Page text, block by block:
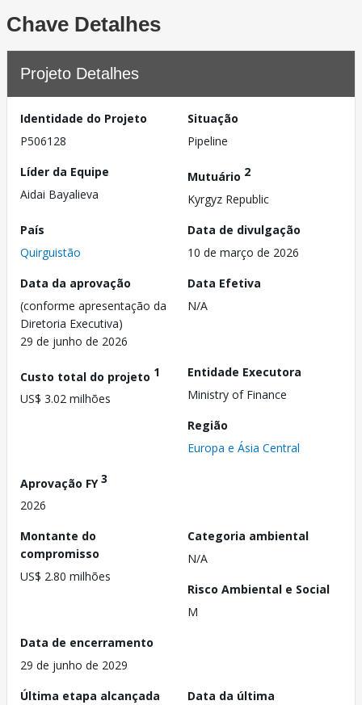
Chave Detalhes
Projeto Detalhes
Identidade do Projeto
P506128
Situação
Pipeline
Líder da Equipe
Aidai Bayalieva
Mutuário 2
Kyrgyz Republic
País
Quirguistão
Data de divulgação
10 de março de 2026
Data da aprovação
(conforme apresentação da
Diretoria Executiva)
29 de junho de 2026
Data Efetiva
N/A
Custo total do projeto 1
US$ 3.02 milhões
Entidade Executora
Ministry of Finance
Região
Europa e Ásia Central
Aprovação FY3
2026
Montante do
compromisso
US$ 2.80 milhões
Categoria ambiental
N/A
Risco Ambiental e Social
M
Data de encerramento
29 de junho de 2029
Última etapa alcançada
Data da última